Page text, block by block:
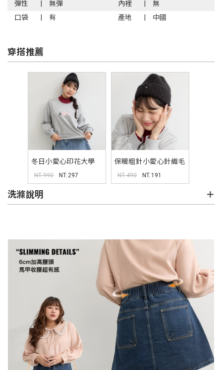
彈性
無彈 內裡
無
口袋
有 產地 中國
穿搭推薦
冬日小愛心印花大學
TEE (小心臟聯名)
NT.990 NT.297
保暖粗針小愛心針織毛
帽
NT.490 NT.191
洗滌說明